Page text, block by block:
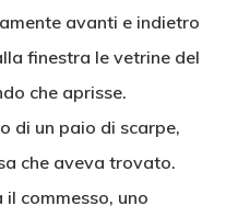
avanti e indietro
finestra le vetrine del
che aprisse.
di un paio di scarpe,
che aveva trovato.
commesso, uno